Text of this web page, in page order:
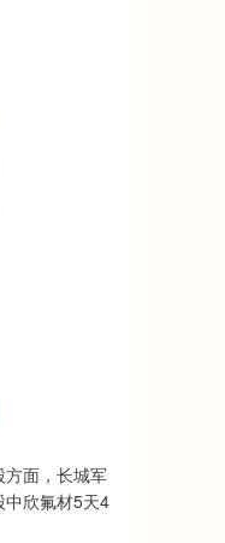
面，长城军
中欣氟材5天4